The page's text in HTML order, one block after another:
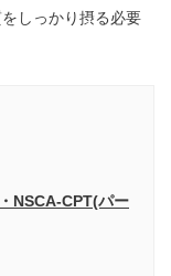
しっかり摂る必要
NSCA-CPT(パー